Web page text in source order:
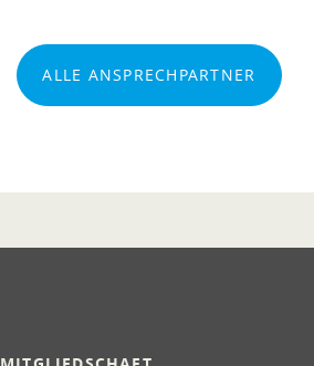
ALLE ANSPRECHPARTNER